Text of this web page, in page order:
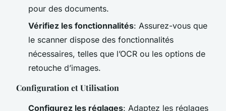
pour des documents.
Vérifiez les fonctionnalités: Assurez-vous que
le scanner dispose des fonctionnalités
nécessaires, telles que l’OCR ou les options de
retouche d’images.
Configuration et Utilisation
Configurez les réglages: Adaptez les réglages